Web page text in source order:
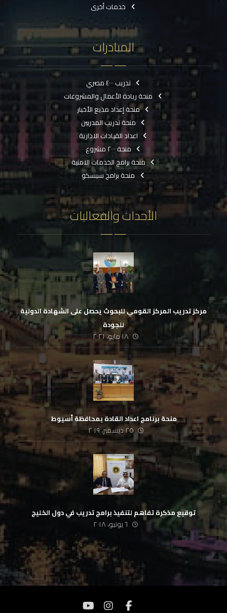
خدمات أخرى
المبادرات
تدريب ٤٠٠٠ مصري
منحة ريادة الأعمال والمشروعات
منحة إعداد مذيع الأخبار
منحة تدريب المدربين
اعداد القيادات الادارية
منحة ٢٠٠٠ مشروع
منحة برامج الخدمات الامنية
منحة برامج سيسكو
الأحداث والفعاليات
مركز تدريب المركز القومي للبحوث يحصل على الشهادة الدولية
للجودة
١٨ مايو، ٢٠٢١
منحة برنامج اعداد القادة بمحافظة أسيوط
٢٥ ديسمبر، ٢٠١٩
‏توقيع مذكرة تفاهم لتنفيذ برامج تدريب في دول الخليج
٦ يونيو، ٢٠١٨